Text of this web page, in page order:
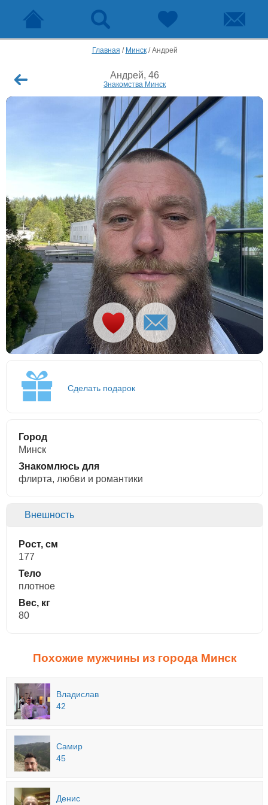
Главная / Минск/Андрей
Андрей, 46
Знакомства Минск
Сделать подарок
Город
Минск
Знакомлюсь для
флирта, любви и романтики
Внешность
Рост, см
177
Тело
плотное
Вес, кг
80
Похожие мужчины из города Минск
Владислав
42
Самир
45
Денис